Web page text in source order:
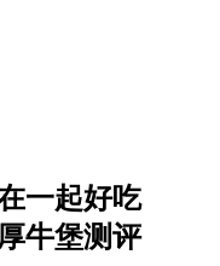
一起好吃
牛堡测评